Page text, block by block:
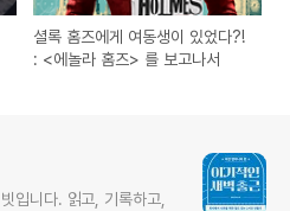
셜록 홈즈에게 여동생이 있었다?!
: <에놀라 홈즈> 를 보고나서
입니다. 읽고, 기록하고,